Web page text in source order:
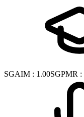
SGAIM : 1.00SGPMR :